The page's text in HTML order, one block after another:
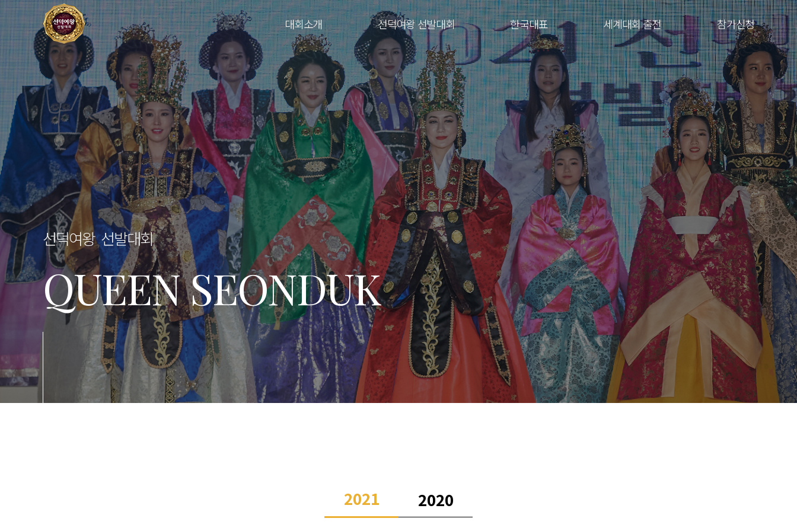
대회소개 선덕여왕 선발대회 한국대표 세계대회 출전 참가신청
선덕여왕 선발대회
QUEEN SEONDUK
2021 2020